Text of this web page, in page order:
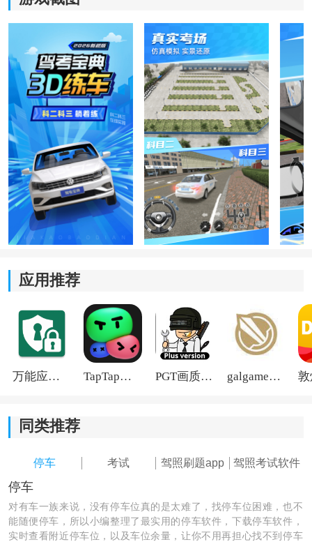
驾考3D练车软件功能
1、全真模拟训练：
软件提供科目二与科目三的完整模拟，涵盖从直角转
弯、侧方停车到上车准备、变更车道等所有考试项目，
让学员在虚拟环境中进行全流程练习。
2、理论 学习 支持：
除了3D驾驶模拟，软件也集成了科目一与科目四的在线
题库，方便用户随时刷题，实现理论与实操学习的结
合。
3、多维度教学辅助：
在练习过程中，软件提供详细的视频教学、点位讲解以
软件内置多种考试车型供选择，并持续更新不同车辆类
型和各地的真实考场地图，同时包含新手上路的现实场
景教学，扩展了学习范围。
应用推荐
万能应用隐藏 TapTap国际版2026 PGT画质助手旧版 galgame游戏盒子2026
同类推荐
停车 考试 驾照刷题app 驾照考试软件
停车
对有车一族来说，没有停车位真的是太难了，找停车位困难，也不
能随便停车，所以小编整理了最实用的停车软件，下载停车软件，
实时查看附近停车位，以及车位余量，让你不用再担心找不到停车